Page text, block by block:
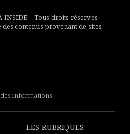
INSIDE – Tous droits réservés
contenus provenant de sites
informations
LES RUBRIQUES